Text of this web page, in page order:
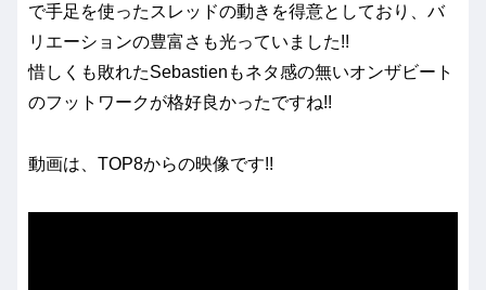
で手足を使ったスレッドの動きを得意としており、バ
リエーションの豊富さも光っていました!!
惜しくも敗れたSebastienもネタ感の無いオンザビート
のフットワークが格好良かったですね!!
動画は、TOP8からの映像です!!